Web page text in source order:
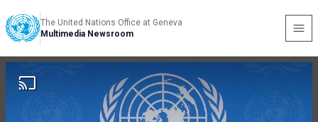
The United Nations Office at Geneva
Multimedia Newsroom